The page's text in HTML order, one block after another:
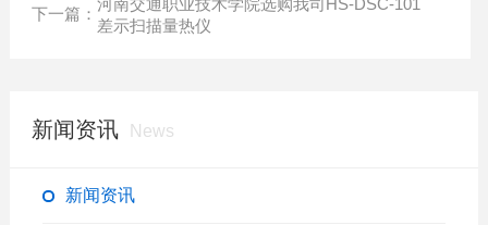
下一篇：
河南交通职业技术学院选购我司HS-DSC-101
差示扫描量热仪
新闻资讯 News
新闻资讯